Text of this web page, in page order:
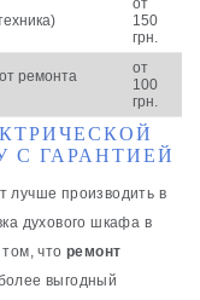
от
150
грн.
ремонта
от
100
грн.
С ГАРАНТИЕЙ
лучше производить в
духового шкафа в
что ремонт
выгодный